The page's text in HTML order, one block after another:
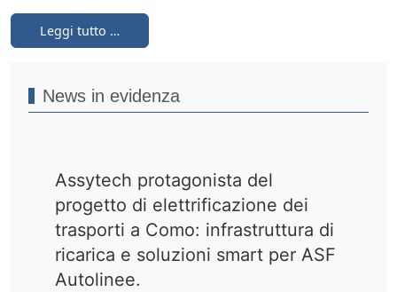
Leggi tutto …
News in evidenza
Assytech protagonista del
progetto di elettrificazione dei
trasporti a Como: infrastruttura di
ricarica e soluzioni smart per ASF
Autolinee.